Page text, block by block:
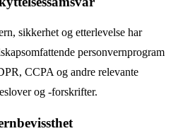
sikkerhet og etterlevelse har
personvernprogram
CCPA og andre relevante
og -forskrifter.